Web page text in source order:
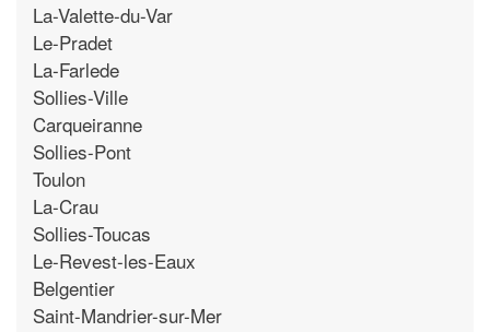
La-Valette-du-Var
Le-Pradet
La-Farlede
Sollies-Ville
Carqueiranne
Sollies-Pont
Toulon
La-Crau
Sollies-Toucas
Le-Revest-les-Eaux
Belgentier
Saint-Mandrier-sur-Mer